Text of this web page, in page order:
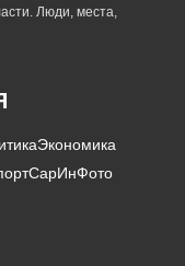
Люди, места,
Экономика
СарИнФото